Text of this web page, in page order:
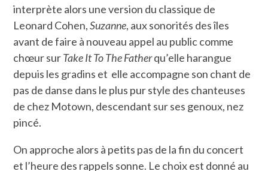
interprète alors une version du classique de
Leonard Cohen,Suzanne, aux sonorités des îles
avant de faire à nouveau appel au public comme
chœur surTake It To The Fatherqu’elle harangue
depuis les gradins et elle accompagne son chant de
pas de danse dans le plus pur style des chanteuses
de chez Motown, descendant sur ses genoux, nez
pincé.
On approche alors à petits pas de la fin du concert
et l’heure des rappels sonne. Le choix est donné au